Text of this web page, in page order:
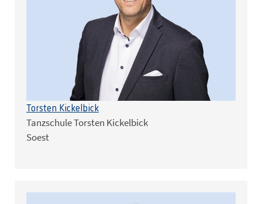
Torsten Kickelbick
Tanzschule Torsten Kickelbick
Soest